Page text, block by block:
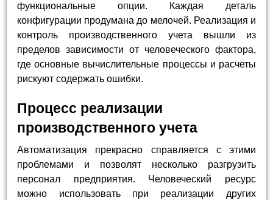
функциональные опции. Каждая деталь
конфигурации продумана до мелочей. Реализация и
контроль производственного учета вышли из
пределов зависимости от человеческого фактора,
где основные вычислительные процессы и расчеты
рискуют содержать ошибки.
Процесс реализации
производственного учета
Автоматизация прекрасно справляется с этими
проблемами и позволят несколько разгрузить
персонал предприятия. Человеческий ресурс
можно использовать при реализации других